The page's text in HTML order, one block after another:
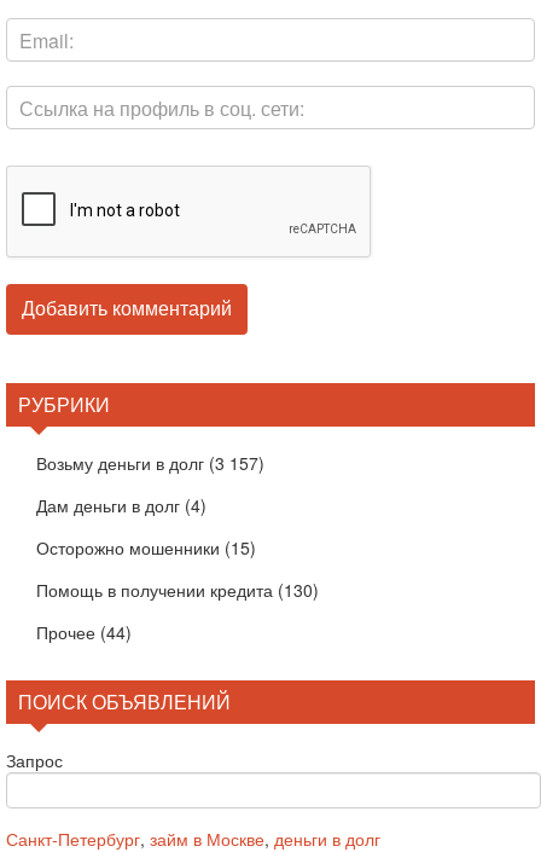
РУБРИКИ
Возьму деньги в долг (3 157)
Дам деньги в долг (4)
Осторожно мошенники (15)
Помощь в получении кредита (130)
Прочее (44)
ПОИСК ОБЪЯВЛЕНИЙ
Запрос
Санкт-Петербург, займ в Москве, деньги в долг